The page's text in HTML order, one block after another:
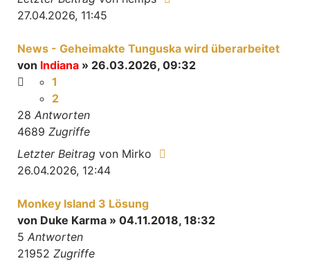
27.04.2026, 11:45
News - Geheimakte Tunguska wird überarbeitet
von Indiana » 26.03.2026, 09:32
1
2
28 Antworten
4689 Zugriffe
Letzter Beitrag von Mirko
26.04.2026, 12:44
Monkey Island 3 Lösung
von Duke Karma » 04.11.2018, 18:32
5 Antworten
21952 Zugriffe